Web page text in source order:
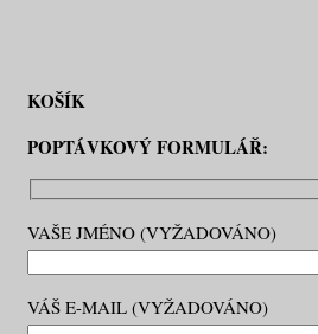
KOŠÍK
POPTÁVKOVÝ FORMULÁŘ:
VAŠE JMÉNO (VYŽADOVÁNO)
VÁŠ E-MAIL (VYŽADOVÁNO)